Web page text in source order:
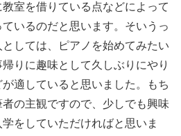
室を借りている点などによって
いるのだと思います。そいうっ
しては、ピアノを始めてみたい
りに趣味として久しぶりにやり
適していると思いました。もち
の主観ですので、少しでも興味
をしていただければと思いま